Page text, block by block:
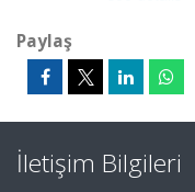
Paylaş
İletişim Bilgileri